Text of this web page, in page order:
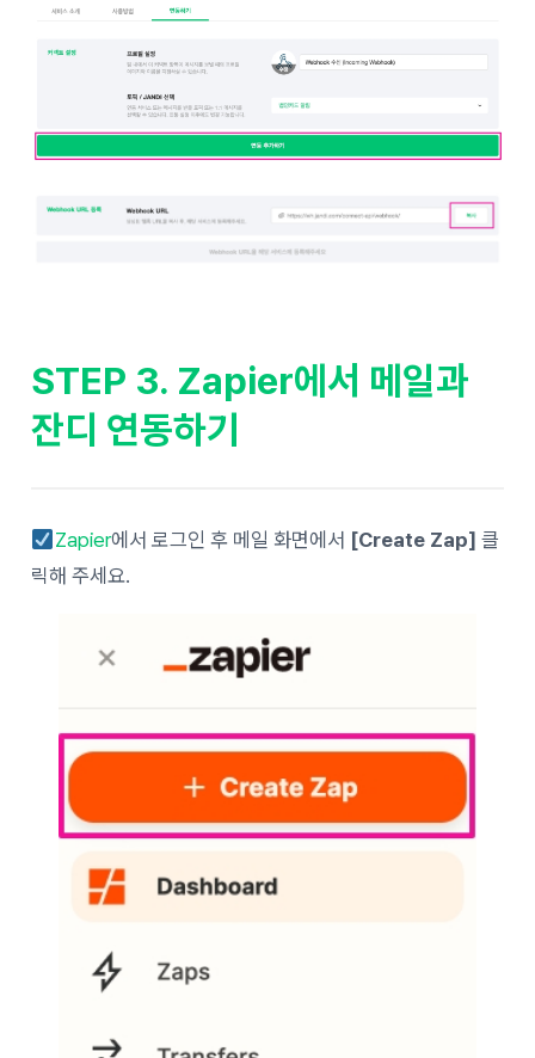
STEP 3. Zapier에서 메일과
잔디 연동하기
Zapier에서 로그인 후 메일 화면에서 [Create Zap] 클
릭해 주세요.